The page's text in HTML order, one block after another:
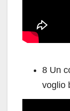
8 Un
voglio